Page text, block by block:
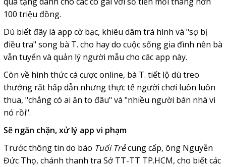
100 triệu đồng.
Dù biết đây là app cờ bạc, khiêu dâm trá hình và "sợ bị
điều tra" song bà T. cho hay do cuộc sống gia đình nên bà
vẫn tuyển và quản lý người mẫu cho các app này.
Còn về hình thức cá cược online, bà T. tiết lộ dù treo
thưởng rất hấp dẫn nhưng thực tế người chơi luôn luôn
thua, "chẳng có ai ăn to đâu" và "nhiều người bán nhà vì
nó rồi".
Sẽ ngăn chặn,xử lý app vi phạm
Trước thông tin do báo Tuổi Trẻcung cấp, ông Nguyễn
Đức Thọ, chánh thanh tra Sở TT-TT TP.HCM, cho biết các